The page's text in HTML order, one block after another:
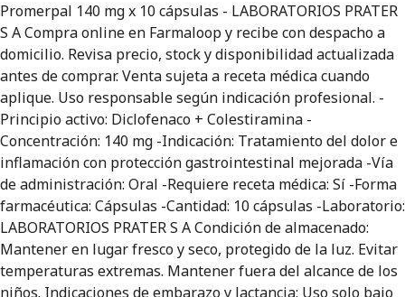
Promerpal 140 mg x 10 cápsulas - LABORATORIOS PRATER
S A Compra online en Farmaloop y recibe con despacho a
domicilio. Revisa precio, stock y disponibilidad actualizada
antes de comprar. Venta sujeta a receta médica cuando
aplique. Uso responsable según indicación profesional. -
Principio activo: Diclofenaco + Colestiramina -
Concentración: 140 mg -Indicación: Tratamiento del dolor e
inflamación con protección gastrointestinal mejorada -Vía
de administración: Oral -Requiere receta médica: Sí -Forma
farmacéutica: Cápsulas -Cantidad: 10 cápsulas -Laboratorio:
LABORATORIOS PRATER S A Condición de almacenado:
Mantener en lugar fresco y seco, protegido de la luz. Evitar
temperaturas extremas. Mantener fuera del alcance de los
niños. Indicaciones de embarazo y lactancia: Uso solo bajo